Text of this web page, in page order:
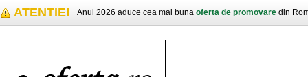
ATENTIE! Anul 2026 aduce cea mai buna oferta de promovare din